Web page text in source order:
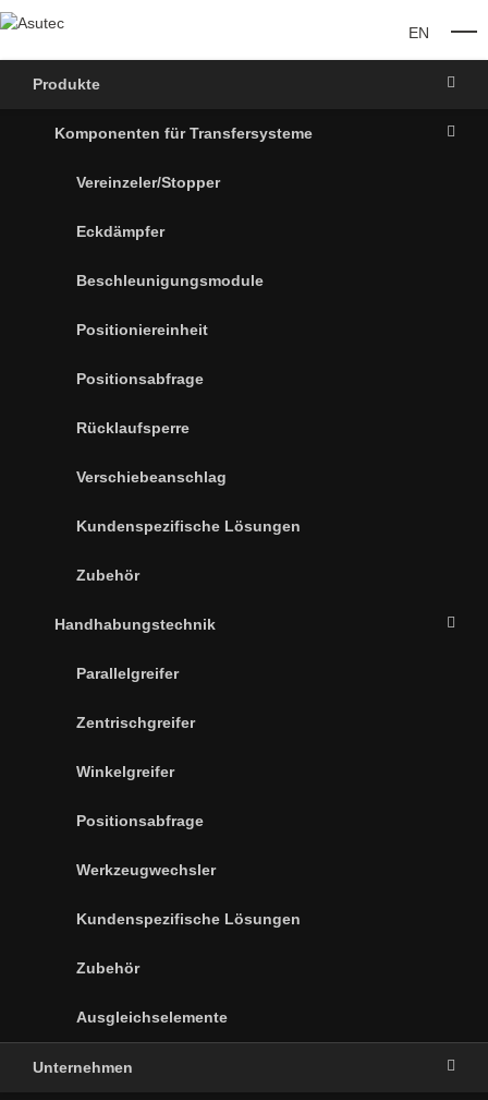
EN
Produkte
Komponenten für Transfersysteme
Vereinzeler/Stopper
Eckdämpfer
Beschleunigungsmodule
Positioniereinheit
Positionsabfrage
Rücklaufsperre
Verschiebeanschlag
Kundenspezifische Lösungen
Zubehör
Handhabungstechnik
Parallelgreifer
Zentrischgreifer
Winkelgreifer
Positionsabfrage
Werkzeugwechsler
Kundenspezifische Lösungen
Zubehör
Ausgleichselemente
Unternehmen